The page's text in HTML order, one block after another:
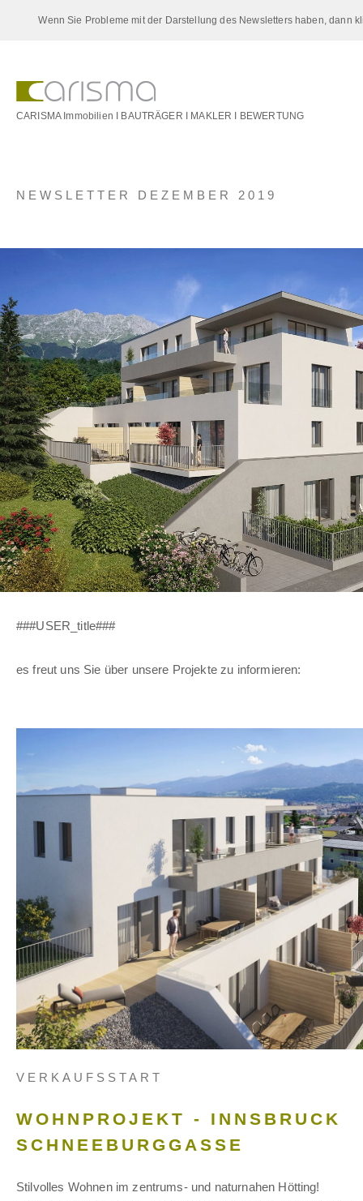
Wenn Sie Probleme mit der Darstellung des Newsletters haben, dann
CARISMA Immobilien I BAUTRÄGER I MAKLER I BEWERTUNG
NEWSLETTER DEZEMBER 2019
###USER_title###
es freut uns Sie über unsere Projekte zu informieren:
VERKAUFSSTART
WOHNPROJEKT - INNSBRUCK
SCHNEEBURGGASSE
Stilvolles Wohnen im zentrums- und naturnahen Hötting!